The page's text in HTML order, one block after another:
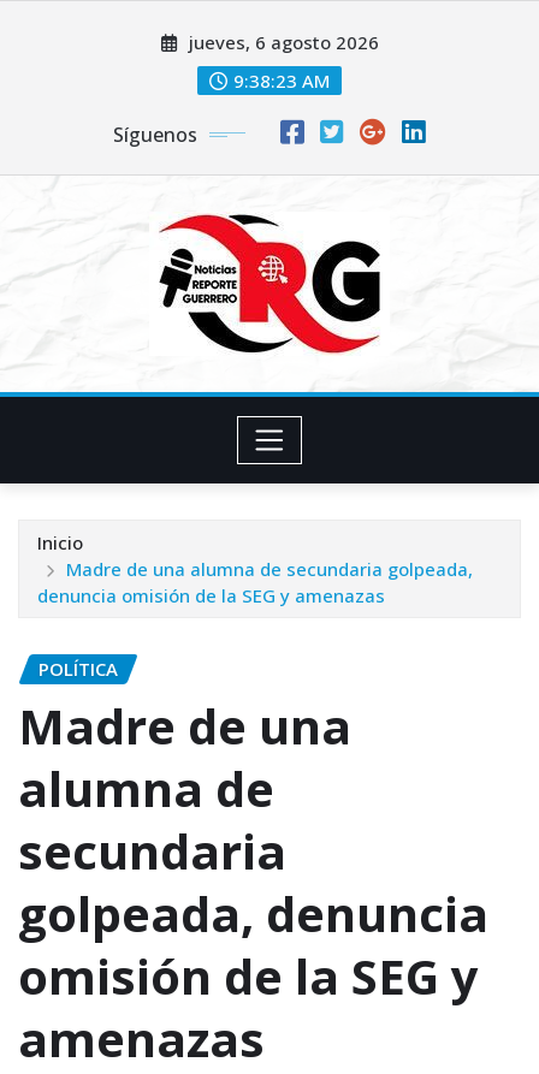
jueves, 6 agosto 2026
9:38:25 AM
Síguenos
Inicio
Madre de una alumna de secundaria golpeada,
denuncia omisión de la SEG y amenazas
POLÍTICA
Madre de una
alumna de
secundaria
golpeada, denuncia
omisión de la SEG y
amenazas